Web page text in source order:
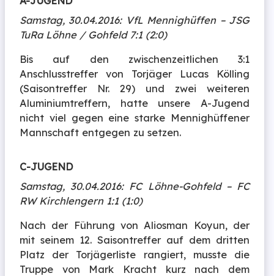
Samstag, 30.04.2016: VfL Mennighüffen – JSG
TuRa Löhne / Gohfeld 7:1 (2:0)
Bis auf den zwischenzeitlichen 3:1
Anschlusstreffer von Torjäger Lucas Kölling
(Saisontreffer Nr. 29) und zwei weiteren
Aluminiumtreffern, hatte unsere A-Jugend
nicht viel gegen eine starke Mennighüffener
Mannschaft entgegen zu setzen.
C-JUGEND
Samstag, 30.04.2016: FC Löhne-Gohfeld – FC
RW Kirchlengern 1:1 (1:0)
Nach der Führung von Aliosman Koyun, der
mit seinem 12. Saisontreffer auf dem dritten
Platz der Torjägerliste rangiert, musste die
Truppe von Mark Kracht kurz nach dem